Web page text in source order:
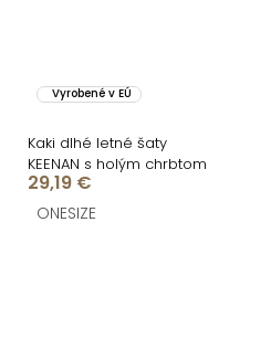
Vyrobené v EÚ
Kaki dlhé letné šaty
KEENAN s holým chrbtom
29,19 €
ONESIZE